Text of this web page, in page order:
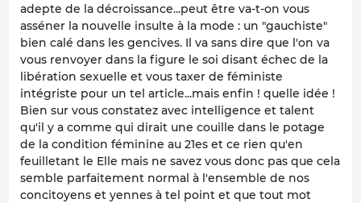
adepte de la décroissance...peut être va-t-on vous
asséner la nouvelle insulte à la mode : un "gauchiste"
bien calé dans les gencives. Il va sans dire que l'on va
vous renvoyer dans la figure le soi disant échec de la
libération sexuelle et vous taxer de féministe
intégriste pour un tel article...mais enfin ! quelle idée !
Bien sur vous constatez avec intelligence et talent
qu'il y a comme qui dirait une couille dans le potage
de la condition féminine au 21es et ce rien qu'en
feuilletant le Elle mais ne savez vous donc pas que cela
semble parfaitement normal à l'ensemble de nos
concitoyens et yennes à tel point et que tout mot